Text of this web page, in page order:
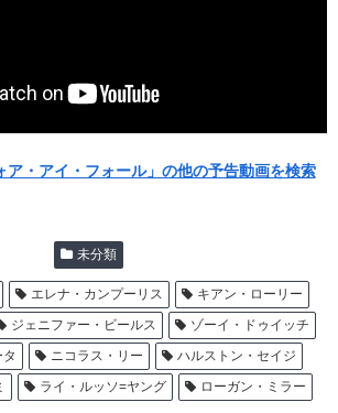
・アイ・フォール」の他の予告動画を検索
未分類
エレナ・カンプーリス
キアン・ローリー
ジェニファー・ビールス
ゾーイ・ドゥイッチ
ニコラス・リー
ハルストン・セイジ
ライ・ルッソ=ヤング ローガン・ミラー